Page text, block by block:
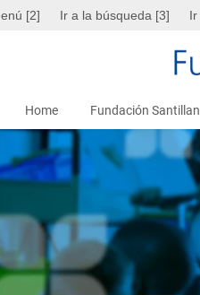
[2] Ir a la búsqueda [3]
Home Fundación